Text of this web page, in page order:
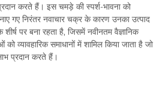
करते हैं। इस चमड़े की स्पर्श-भावना को
गए निरंतर नवाचार चक्र के कारण उनका उत्पाद
के शीर्ष पर बना रहता है, जिसमें नवीनतम वैज्ञानिक
व्यावहारिक समाधानों में शामिल किया जाता है जो
प्रदान करते हैं।